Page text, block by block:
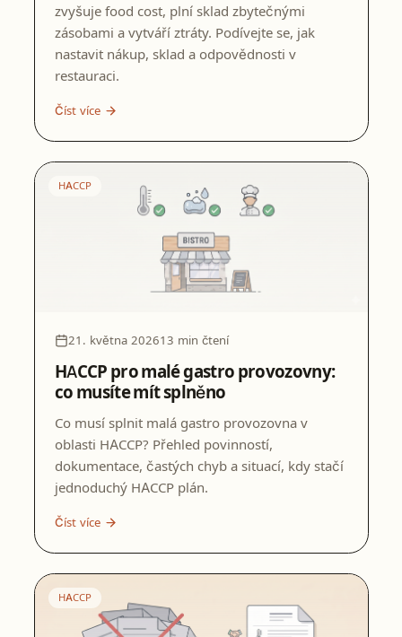
zvyšuje food cost, plní sklad zbytečnými
zásobami a vytváří ztráty. Podívejte se, jak
nastavit nákup, sklad a odpovědnosti v
restauraci.
Číst více
HACCP
21. května 202613 min čtení
HACCP pro malé gastro provozovny:
co musíte mít splněno
Co musí splnit malá gastro provozovna v
oblasti HACCP? Přehled povinností,
dokumentace, častých chyb a situací, kdy stačí
jednoduchý HACCP plán.
Číst více
HACCP